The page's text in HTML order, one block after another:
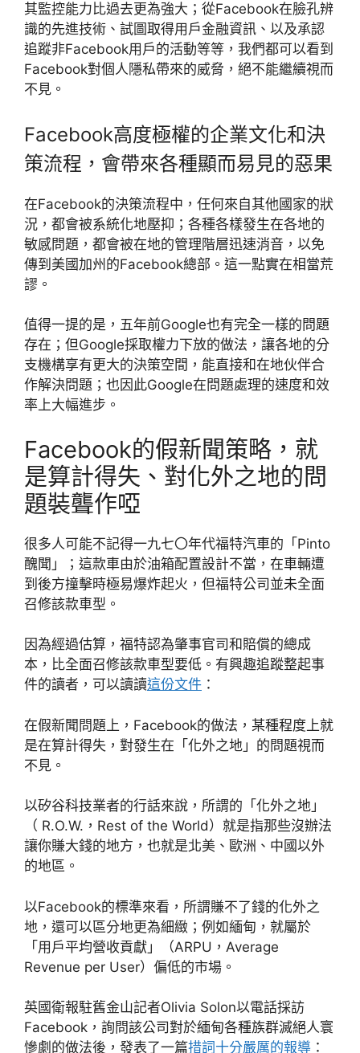
其監控能力比過去更為強大；從Facebook在臉孔辨
識的先進技術、試圖取得用戶金融資訊、以及承認
追蹤非Facebook用戶的活動等等，我們都可以看到
Facebook對個人隱私帶來的威脅，絕不能繼續視而
不見。
Facebook高度極權的企業文化和決
策流程，會帶來各種顯而易見的惡果
在Facebook的決策流程中，任何來自其他國家的狀
況，都會被系統化地壓抑；各種各樣發生在各地的
敏感問題，都會被在地的管理階層迅速消音，以免
傳到美國加州的Facebook總部。這一點實在相當荒
謬。
值得一提的是，五年前Google也有完全一樣的問題
存在；但Google採取權力下放的做法，讓各地的分
支機構享有更大的決策空間，能直接和在地伙伴合
作解決問題；也因此Google在問題處理的速度和效
率上大幅進步。
Facebook的假新聞策略，就
是算計得失、對化外之地的問
題裝聾作啞
很多人可能不記得一九七〇年代福特汽車的「Pinto
醜聞」；這款車由於油箱配置設計不當，在車輛遭
到後方撞擊時極易爆炸起火，但福特公司並未全面
召修該款車型。
因為經過估算，福特認為肇事官司和賠償的總成
本，比全面召修該款車型要低。有興趣追蹤整起事
件的讀者，可以讀讀這份文件 ：
在假新聞問題上，Facebook的做法，某種程度上就
是在算計得失，對發生在「化外之地」的問題視而
不見。
以矽谷科技業者的行話來說，所謂的「化外之地」
（ R.O.W.，Rest of the World）就是指那些沒辦法
讓你賺大錢的地方，也就是北美、歐洲、中國以外
的地區。
以Facebook的標準來看，所謂賺不了錢的化外之
地，還可以區分地更為細緻；例如緬甸，就屬於
「用戶平均營收貢獻」（ARPU，Average
Revenue per User）偏低的市場。
英國衛報駐舊金山記者Olivia Solon以電話採訪
Facebook，詢問該公司對於緬甸各種族群滅絕人寰
慘劇的做法後，發表了一篇措詞十分嚴厲的報導 ：